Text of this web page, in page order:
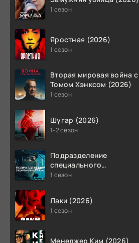
1 сезон
Яростная (2026)
1 сезон
Вторая мировая война с
Томом Хэнксом (2026)
1 сезон
Шугар (2026)
1-2 сезон
Подразделение
специального
назначения (2026)
1 сезон
Лаки (2026)
1 сезон
Менеджер Ким (2026)